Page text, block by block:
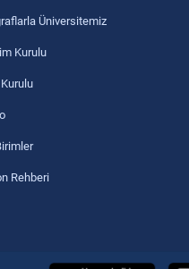
Üniversitemiz
Kurulu
Rehberi